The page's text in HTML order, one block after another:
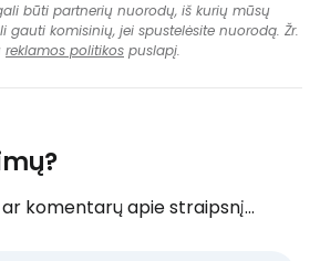
būti partnerių nuorodų, iš kurių mūsų
gauti komisinių, jei spustelėsite nuorodą. Žr.
reklamos politikos puslapį.
komentarų apie straipsnį...